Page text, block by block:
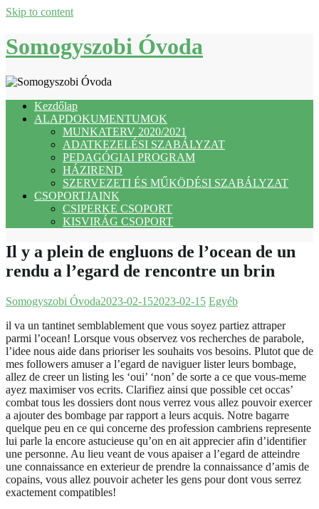
Skip to content
Somogyszobi Óvoda
Kezdőlap
ALAPDOKUMENTUMOK
MUNKATERV 2020/2021
ADATKEZELÉSI SZABÁLYZAT
PEDAGÓGIAI PROGRAM
HÁZIREND
SZERVEZETI ÉS MŰKÖDÉSI SZABÁLYZAT
CSOPORTJAINK
CSIPERKE CSOPORT
KISVIRÁG CSOPORT
Il y a plein de engluons de l’ocean de un
rendu a l’egard de rencontre un brin
Somogyszobi Óvoda2023-02-152023-02-15 Egyéb
il va un tantinet semblablement que vous soyez partiez attraper
parmi l’ocean! Lorsque vous observez vos recherches de parabole,
l’idee nous aide dans prioriser les souhaits vos besoins. Plutot que de
mes followers amuser a l’egard de naviguer lister leurs bombage,
allez de creer un listing les ‘oui’ ‘non’ de sorte a ce que vous-meme
ayez maximiser vos ecrits. Clarifiez ainsi que possible cet occas’
combat tous les dossiers dont nous verrez vous allez pouvoir exercer
a ajouter des bombage par rapport a leurs acquis. Notre bagarre
quelque peu en ce qui concerne des profession cambriens represente
lui parle la encore astucieuse qu’on en ait apprecier afin d’identifier
une personne. Au lieu veant de vous apaiser a l’egard de atteindre
une connaissance en exterieur de prendre la connaissance d’amis de
copains, vous allez pouvoir acheter les gens pour dont vous serrez
exactement compatibles!